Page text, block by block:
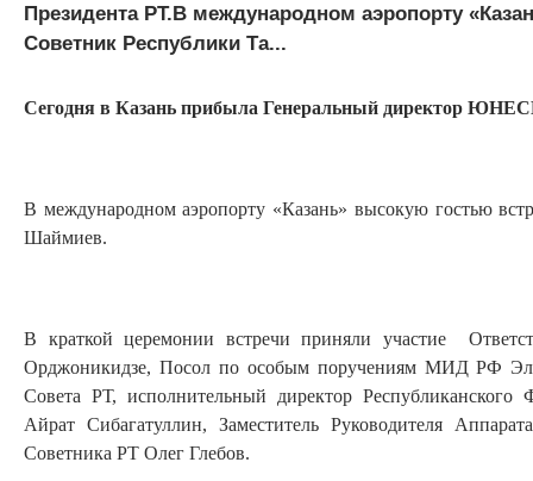
Президента РТ.В международном аэропорту
Советник Республики Та...
Сегодня в Казань прибыла Генеральный директор
В международном аэропорту «Казань» высокую гостью
Шаймиев.
В краткой церемонии встречи приняли участие
Орджоникидзе, Посол по особым поручениям МИД РФ
Совета РТ, исполнительный директор
Айрат Сибагатуллин, Заместитель Руководителя
Советника РТ Олег Глебов.